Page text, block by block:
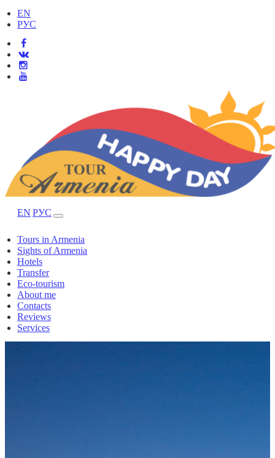
EN
РУС
EN РУС
Tours in Armenia
Sights of Armenia
Hotels
Transfer
Eco-tourism
About me
Contacts
Reviews
Services